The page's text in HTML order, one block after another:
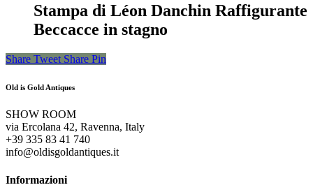
Stampa di Léon Danchin Raffigurante
Beccacce in stagno
Share Tweet Share Pin
Old is Gold Antiques
SHOW ROOM
via Ercolana 42, Ravenna, Italy
+39 335 83 41 740
info@oldisgoldantiques.it
Informazioni